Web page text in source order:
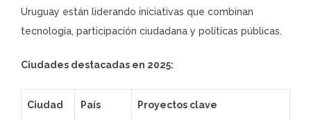
Uruguay están liderando iniciativas que combinan
tecnología, participación ciudadana y políticas públicas.
Ciudades destacadas en 2025:
Ciudad País Proyectos clave